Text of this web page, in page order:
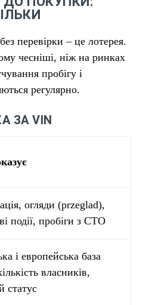
перевірки – це лотерея.
чесніші, ніж на ринках
пробігу і
регулярно.
ЗА VIN
огляди (przeglad),
події, пробіги з СТО
і европейська база
власників,
статус